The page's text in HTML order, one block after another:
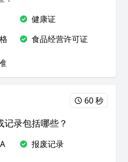
健康证
食品经营许可证
60 秒
录包括哪些？
报废记录